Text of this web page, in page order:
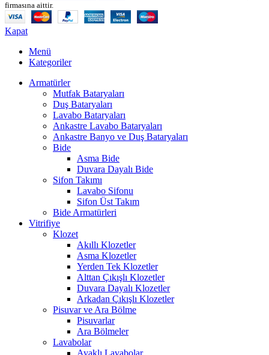
firmasına aittir.
Kapat
Menü
Kategoriler
Armatürler
Mutfak Bataryaları
Duş Bataryaları
Lavabo Bataryaları
Ankastre Lavabo Bataryaları
Ankastre Banyo ve Duş Bataryaları
Bide
Asma Bide
Duvara Dayalı Bide
Sifon Takımı
Lavabo Sifonu
Sifon Üst Takım
Bide Armatürleri
Vitrifiye
Klozet
Akıllı Klozetler
Asma Klozetler
Yerden Tek Klozetler
Alttan Çıkışlı Klozetler
Duvara Dayalı Klozetler
Arkadan Çıkışlı Klozetler
Pisuvar ve Ara Bölme
Pisuvarlar
Ara Bölmeler
Lavabolar